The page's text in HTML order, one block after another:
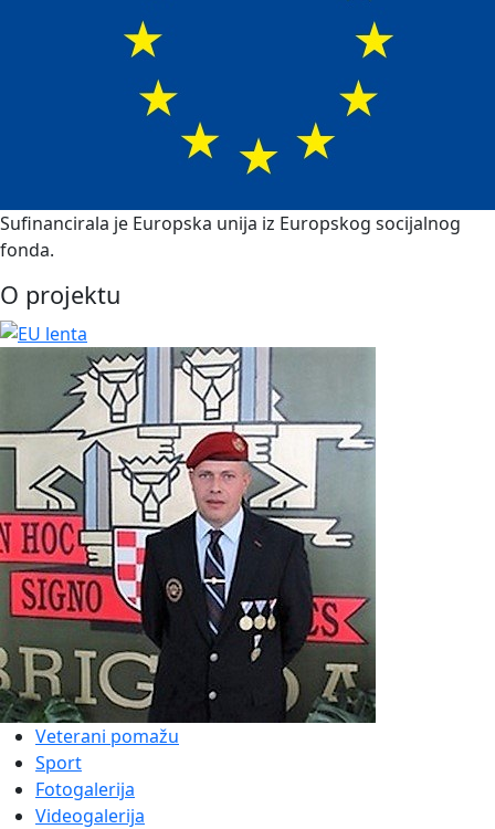
Sufinancirala je Europska unija iz Europskog socijalnog
fonda.
O projektu
Veterani pomažu
Sport
Fotogalerija
Videogalerija